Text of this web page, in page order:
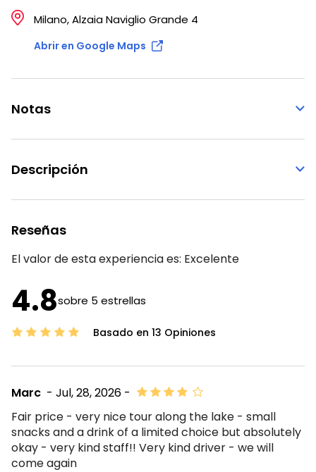
Milano, Alzaia Naviglio Grande 4
Abrir en Google Maps
Notas
Descripción
Reseñas
El valor de esta experiencia es: Excelente
4.8sobre 5 estrellas
Basado en 13 Opiniones
- Jul, 28, 2026 -
Marc
Fair price - very nice tour along the lake - small
snacks and a drink of a limited choice but absolutely
okay - very kind staff!! Very kind driver - we will
come again